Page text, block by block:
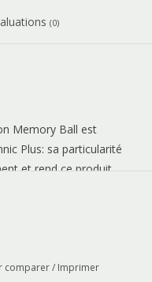
(0)
Memory Ball est
Plus: sa particularité
et rend ce produit
d’autres
de conformité de la
comparer/ Imprimer